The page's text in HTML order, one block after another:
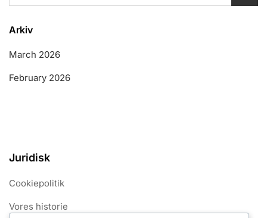
Arkiv
March 2026
February 2026
Juridisk
Cookiepolitik
Vores historie